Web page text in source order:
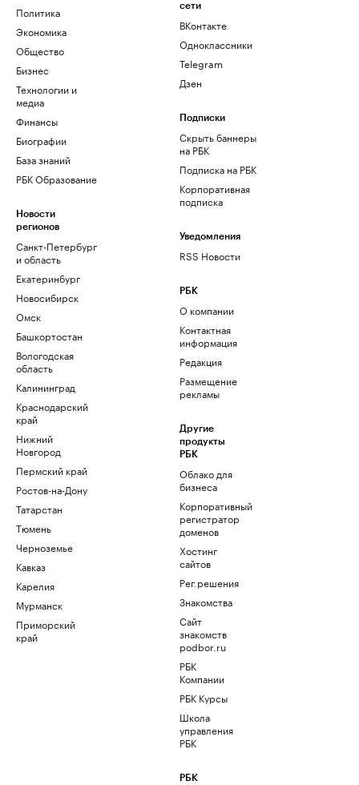
Политика
Экономика
Общество
Бизнес
Технологии и
медиа
Финансы
Биографии
База знаний
РБК Образование
Новости
регионов
Санкт-Петербург
и область
Екатеринбург
Новосибирск
Омск
Башкортостан
Вологодская
область
Калининград
Краснодарский
край
Нижний
Новгород
Пермский край
Ростов-на-Дону
Татарстан
Тюмень
Черноземье
Кавказ
Карелия
Мурманск
Приморский
край
сети
ВКонтакте
Одноклассники
Telegram
Дзен
Подписки
Скрыть баннеры
на РБК
Подписка на РБК
Корпоративная
подписка
Уведомления
RSS Новости
РБК
О компании
Контактная
информация
Редакция
Размещение
рекламы
Другие
продукты
РБК
Облако для
бизнеса
Корпоративный
регистратор
доменов
Хостинг
сайтов
Рег.решения
Знакомства
Сайт
знакомств
podbor.ru
РБК
Компании
РБК Курсы
Школа
управления
РБК
РБК